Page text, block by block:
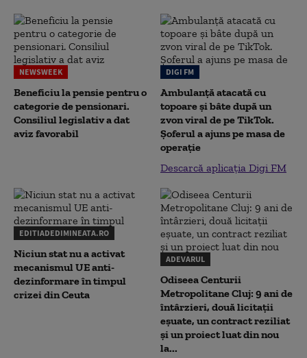
NEWSWEEK
Beneficiu la pensie pentru o
categorie de pensionari.
Consiliul legislativ a dat
aviz favorabil
DIGI FM
Ambulanță atacată cu
topoare și bâte după un
zvon viral de pe TikTok.
Șoferul a ajuns pe masa de
operație
Descarcă aplicația Digi FM
EDITIADEDIMINEATA.RO
Niciun stat nu a activat
mecanismul UE anti-
dezinformare în timpul
crizei din Ceuta
ADEVARUL
Odiseea Centurii
Metropolitane Cluj: 9 ani de
întârzieri, două licitații
eșuate, un contract reziliat
și un proiect luat din nou
la...